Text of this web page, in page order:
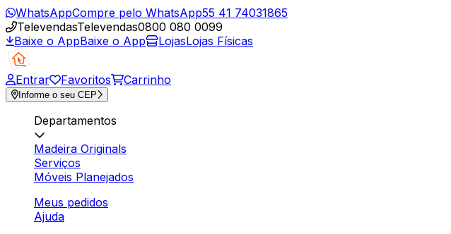
WhatsAppCompre pelo WhatsApp55 41 74031865
TelevendasTelevendas0800 080 0099
Baixe o AppBaixe o App LojasLojas Físicas
Entrar Favoritos Carrinho
Informe o seu CEP
Departamentos
Madeira Originals
Serviços
Móveis Planejados
Meus pedidos
Ajuda